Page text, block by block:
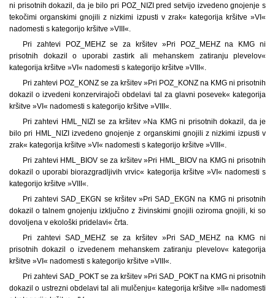
ni prisotnih dokazil, da je bilo pri POZ_NIZI pred setvijo izvedeno gnojenje s
tekočimi organskimi gnojili z nizkimi izpusti v zrak« kategorija kršitve »VI«
nadomesti s kategorijo kršitve »VIII«.
Pri zahtevi POZ_MEHZ se za kršitev »Pri POZ_MEHZ na KMG ni
prisotnih dokazil o uporabi zastirk ali mehanskem zatiranju plevelov«
kategorija kršitve »VI« nadomesti s kategorijo kršitve »VIII«.
Pri zahtevi POZ_KONZ se za kršitev »Pri POZ_KONZ na KMG ni prisotnih
dokazil o izvedeni konzervirajoči obdelavi tal za glavni posevek« kategorija
kršitve »VI« nadomesti s kategorijo kršitve »VIII«.
Pri zahtevi HML_NIZI se za kršitev »Na KMG ni prisotnih dokazil, da je
bilo pri HML_NIZI izvedeno gnojenje z organskimi gnojili z nizkimi izpusti v
zrak« kategorija kršitve »VI« nadomesti s kategorijo kršitve »VIII«.
Pri zahtevi HML_BIOV se za kršitev »Pri HML_BIOV na KMG ni prisotnih
dokazil o uporabi biorazgradljivih vrvic« kategorija kršitve »VI« nadomesti s
kategorijo kršitve »VIII«.
Pri zahtevi SAD_EKGN se kršitev »Pri SAD_EKGN na KMG ni prisotnih
dokazil o talnem gnojenju izključno z živinskimi gnojili oziroma gnojili, ki so
dovoljena v ekološki pridelavi« črta.
Pri zahtevi SAD_MEHZ se za kršitev »Pri SAD_MEHZ na KMG ni
prisotnih dokazil o izvedenem mehanskem zatiranju plevelov« kategorija
kršitve »VI« nadomesti s kategorijo kršitve »VIII«.
Pri zahtevi SAD_POKT se za kršitev »Pri SAD_POKT na KMG ni prisotnih
dokazil o ustrezni obdelavi tal ali mulčenju« kategorija kršitve »II« nadomesti